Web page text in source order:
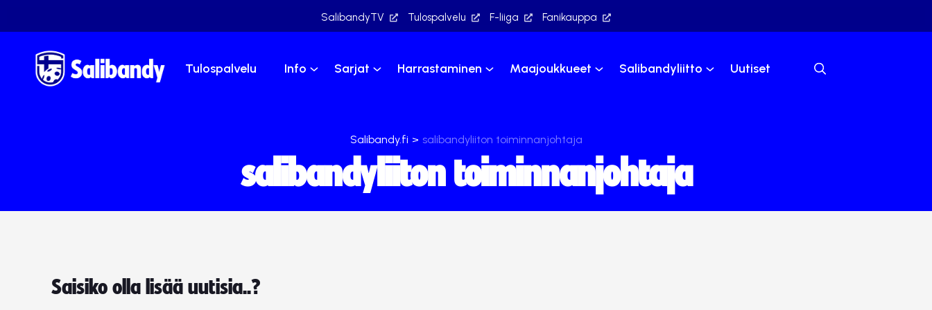
SalibandyTV Tulospalvelu F-liiga Fanikauppa
Tulospalvelu Info Sarjat Harrastaminen Maajoukkueet Salibandyliitto Uutiset
Salibandy.fi > salibandyliiton toiminnanjohtaja
salibandyliiton toiminnanjohtaja
Saisiko olla lisää uutisia..?